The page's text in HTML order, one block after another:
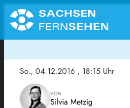
So., 04.12.2016 , 18:15 Uhr
VON
Silvia Metzig